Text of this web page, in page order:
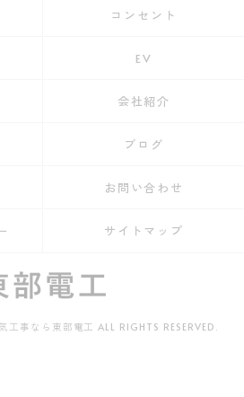
コンセント
EV
会社紹介
ブログ
お問い合わせ
サイトマップ
事なら東部電工 ALL RIGHTS RESERVED.